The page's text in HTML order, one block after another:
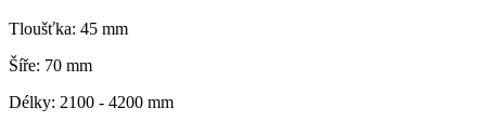
Tloušťka: 45 mm
Šíře: 70 mm
Délky: 2100 - 4200 mm